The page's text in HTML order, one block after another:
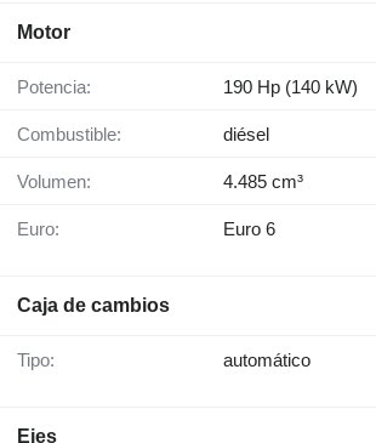
Motor
Potencia: 190 Hp (140 kW)
Combustible: diésel
Volumen: 4.485 cm³
Euro: Euro 6
Caja de cambios
Tipo: automático
Ejes